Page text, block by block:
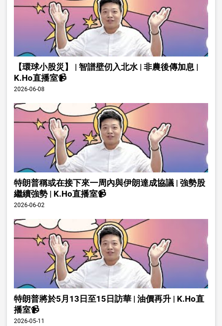
【環球小股災】 | 智譜壁仞入北水 | 非農後傳加息 |
K.Ho直播室📹
2026-06-08
特朗普稱或在接下來一周內與伊朗達成協議 | 強勢股
繼續強勢 | K.Ho直播室📹
2026-06-02
特朗普將於5月13日至15日訪華 | 油價再升 | K.Ho直
播室📹
2026-05-11